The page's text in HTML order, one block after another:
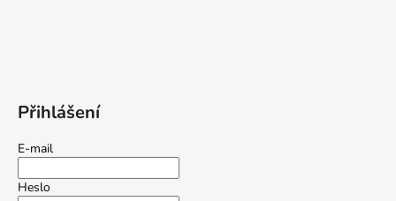
Přihlášení
E-mail
Heslo